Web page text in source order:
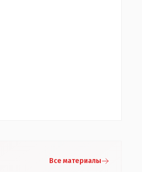
Все материалы